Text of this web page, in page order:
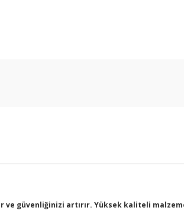
ve güvenliğinizi artırır. Yüksek kaliteli